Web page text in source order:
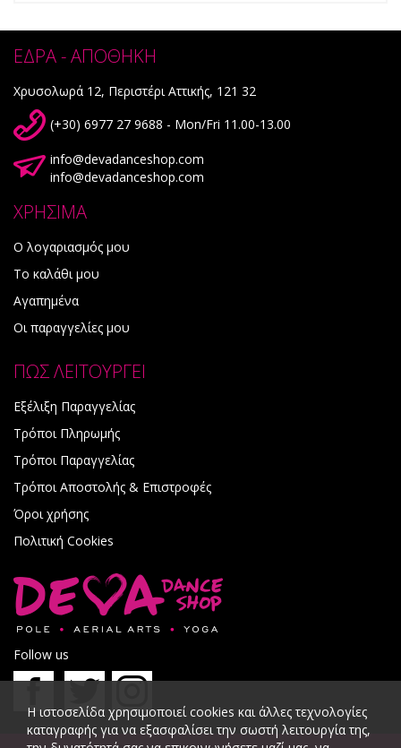
ΕΔΡΑ - ΑΠΟΘΗΚΗ
Χρυσολωρά 12, Περιστέρι Αττικής, 121 32
(+30) 6977 27 9688 - Mon/Fri 11.00-13.00
info@devadanceshop.com
info@devadanceshop.com
ΧΡΗΣΙΜΑ
Ο λογαριασμός μου
Το καλάθι μου
Αγαπημένα
Οι παραγγελίες μου
ΠΩΣ ΛΕΙΤΟΥΡΓΕΙ
Εξέλιξη Παραγγελίας
Τρόποι Πληρωμής
Τρόποι Παραγγελίας
Τρόποι Αποστολής & Επιστροφές
Όροι χρήσης
Πολιτική Cookies
Follow us
Η ιστοσελίδα χρησιμοποιεί cookies και άλλες τεχνολογίες
καταγραφής για να εξασφαλίσει την σωστή λειτουργία της,